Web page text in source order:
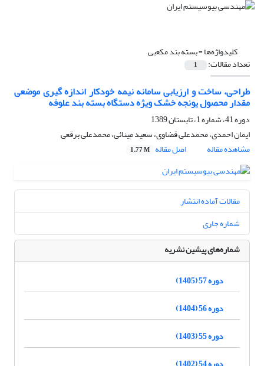
کلیدواژه‌ها =بسته بند مکعبی
تعداد مقالات: 1
طراحی، ساخت و ارزیابی سامانه نیمه خودکار اندازه گیری موضعی
مقدار محصول یونجه خشک ویژه دستگاه بسته بند علوفه
دوره 41، شماره 1، تابستان 1389
ایمان احمدی، محمدعلی قضاوی، سعید مینائی، محمدعلی برقعی
مشاهده مقاله
اصل مقاله 1.77 M
مقالات آماده انتشار
شماره جاری
شماره‌های پیشین نشریه
دوره 57 (1405)
دوره 56 (1404)
دوره 55 (1403)